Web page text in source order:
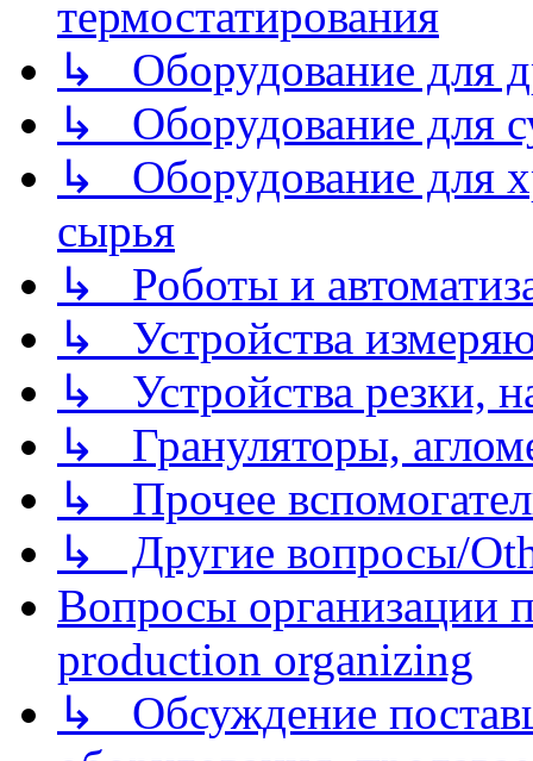
термостатирования
↳ Оборудование для
↳ Оборудование для
↳ Оборудование для
сырья
↳ Роботы и
↳ Устройства
↳ Устройства резки,
↳ Грануляторы,
↳ Прочее
↳ Другие вопросы/
Вопросы организации
production organizing
↳ Обсуждение